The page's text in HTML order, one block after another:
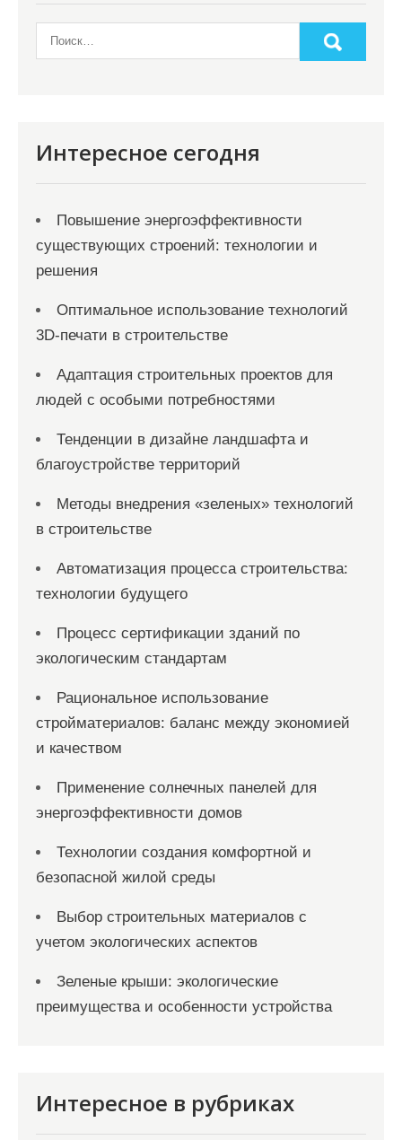
Интересное сегодня
Повышение энергоэффективности
существующих строений: технологии и
решения
Оптимальное использование технологий
3D-печати в строительстве
Адаптация строительных проектов для
людей с особыми потребностями
Тенденции в дизайне ландшафта и
благоустройстве территорий
Методы внедрения «зеленых» технологий
в строительстве
Автоматизация процесса строительства:
технологии будущего
Процесс сертификации зданий по
экологическим стандартам
Рациональное использование
стройматериалов: баланс между экономией
и качеством
Применение солнечных панелей для
энергоэффективности домов
Технологии создания комфортной и
безопасной жилой среды
Выбор строительных материалов с
учетом экологических аспектов
Зеленые крыши: экологические
преимущества и особенности устройства
Интересное в рубриках